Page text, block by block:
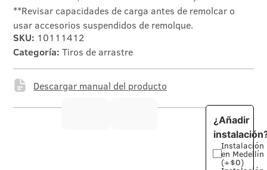
**Revisar capacidades de carga antes de remolcar o
usar accesorios suspendidos de remolque.
SKU: 10111412
Categoría: Tiros de arrastre
Descargar manual del producto
¿Añadir
Instalación
en Medellín
(+$0)